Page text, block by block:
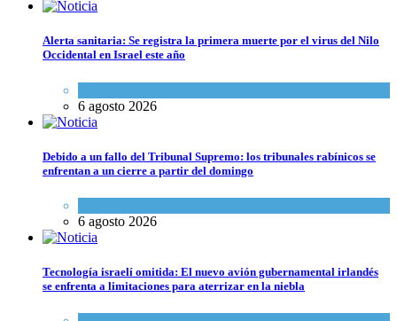
Alerta sanitaria: Se registra la primera muerte por el virus del Nilo
Occidental en Israel este año
6 agosto 2026
Debido a un fallo del Tribunal Supremo: los tribunales rabínicos se
enfrentan a un cierre a partir del domingo
6 agosto 2026
Tecnología israelí omitida: El nuevo avión gubernamental irlandés
se enfrenta a limitaciones para aterrizar en la niebla